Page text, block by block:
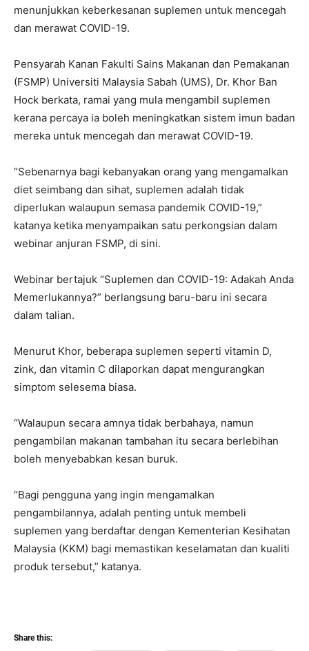
menunjukkan keberkesanan suplemen untuk mencegah
dan merawat COVID-19.
Pensyarah Kanan Fakulti Sains Makanan dan Pemakanan
(FSMP) Universiti Malaysia Sabah (UMS), Dr. Khor Ban
Hock berkata, ramai yang mula mengambil suplemen
kerana percaya ia boleh meningkatkan sistem imun badan
mereka untuk mencegah dan merawat COVID-19.
“Sebenarnya bagi kebanyakan orang yang mengamalkan
diet seimbang dan sihat, suplemen adalah tidak
diperlukan walaupun semasa pandemik COVID-19,”
katanya ketika menyampaikan satu perkongsian dalam
webinar anjuran FSMP, di sini.
Webinar bertajuk “Suplemen dan COVID-19: Adakah Anda
Memerlukannya?” berlangsung baru-baru ini secara
dalam talian.
Menurut Khor, beberapa suplemen seperti vitamin D,
zink, dan vitamin C dilaporkan dapat mengurangkan
simptom selesema biasa.
“Walaupun secara amnya tidak berbahaya, namun
pengambilan makanan tambahan itu secara berlebihan
boleh menyebabkan kesan buruk.
“Bagi pengguna yang ingin mengamalkan
pengambilannya, adalah penting untuk membeli
suplemen yang berdaftar dengan Kementerian Kesihatan
Malaysia (KKM) bagi memastikan keselamatan dan kualiti
produk tersebut,” katanya.
Share this: